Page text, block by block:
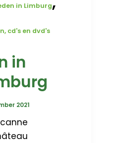
in Limburg
cd's en dvd's
in
2021